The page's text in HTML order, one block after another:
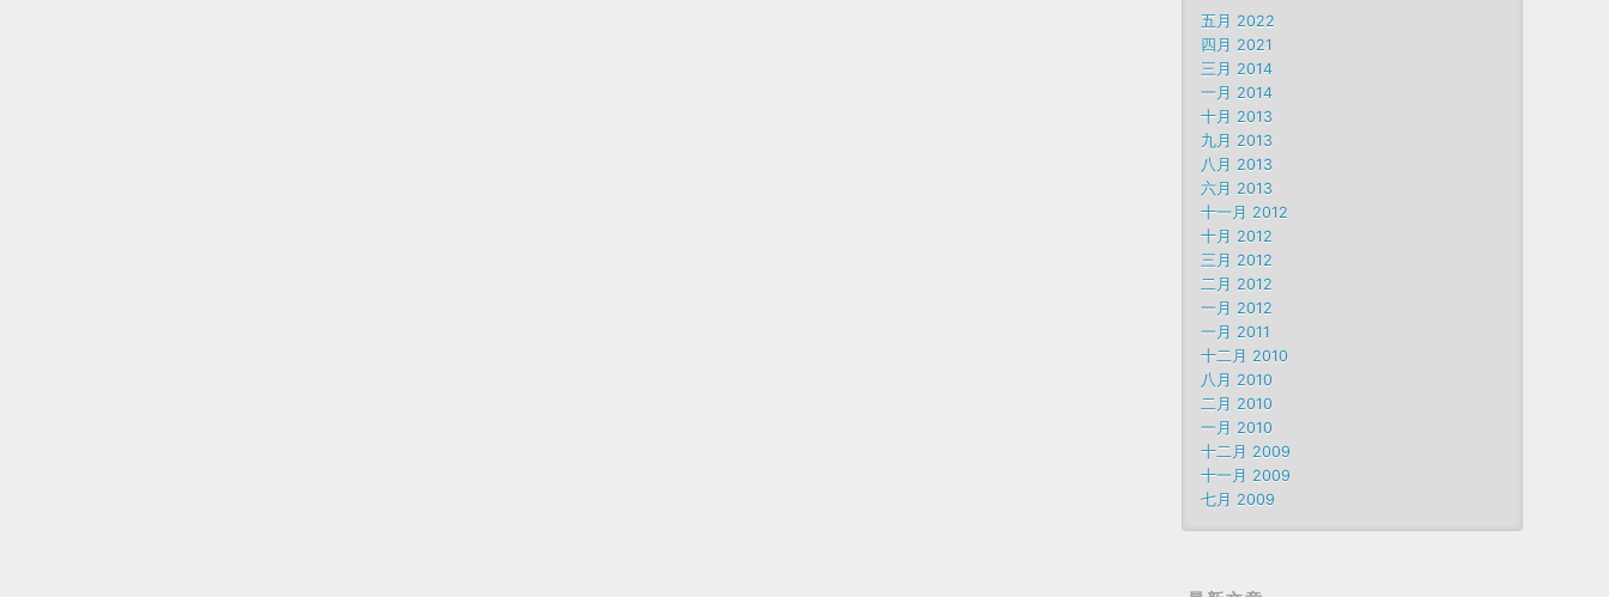
五月 2022
四月 2021
三月 2014
一月 2014
十月 2013
九月 2013
八月 2013
六月 2013
十一月 2012
十月 2012
三月 2012
二月 2012
一月 2012
一月 2011
十二月 2010
八月 2010
二月 2010
一月 2010
十二月 2009
十一月 2009
七月 2009